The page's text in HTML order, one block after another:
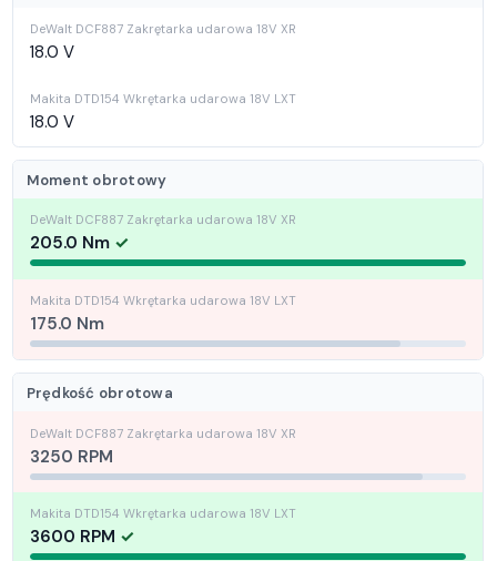
18.0 V
18.0 V
Moment obrotowy
205.0 Nm
175.0 Nm
Prędkość obrotowa
3250 RPM
3600 RPM